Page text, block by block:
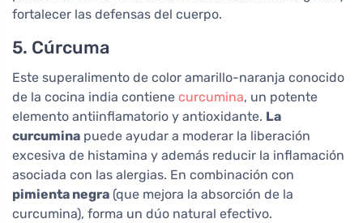
fortalecer las defensas del cuerpo.
5. Cúrcuma
Este superalimento de color amarillo-naranja conocido
de la cocina india contiene curcumina, un potente
elemento antiinflamatorio y antioxidante. La
curcumina puede ayudar a moderar la liberación
excesiva de histamina y además reducir la inflamación
asociada con las alergias. En combinación con
pimienta negra (que mejora la absorción de la
curcumina), forma un dúo natural efectivo.